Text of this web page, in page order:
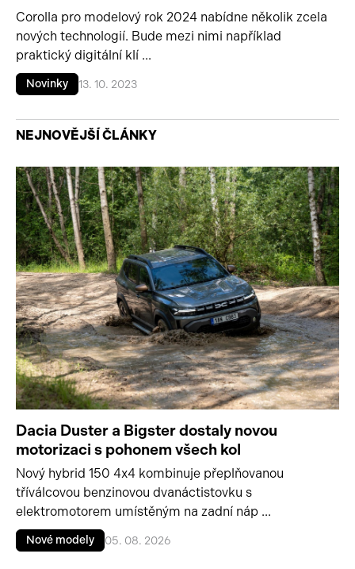
Corolla pro modelový rok 2024 nabídne několik zcela
nových technologií. Bude mezi nimi například
praktický digitální klí ...
Novinky 13. 10. 2023
NEJNOVĚJŠÍ ČLÁNKY
Dacia Duster a Bigster dostaly novou
motorizaci s pohonem všech kol
Nový hybrid 150 4x4 kombinuje přeplňovanou
tříválcovou benzinovou dvanáctistovku s
elektromotorem umístěným na zadní náp ...
Nové modely 05. 08. 2026